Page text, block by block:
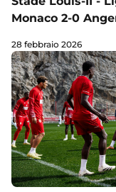
Monaco 2-0
28 febbraio 2026